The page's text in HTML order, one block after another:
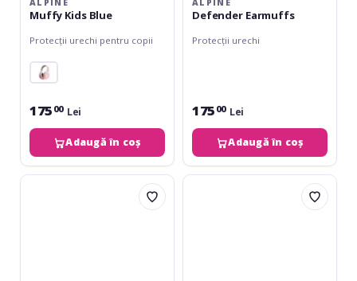
ALPINE
Muffy Kids Blue
Protecții urechi pentru copii
175 00 Lei
Adaugă în coș
ALPINE
Defender Earmuffs
Protecții urechi
175 00 Lei
Adaugă în coș
Daddario
DEC